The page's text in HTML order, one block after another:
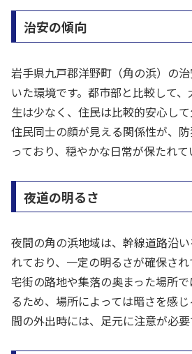
治安の傾向
岩手県九戸郡洋野町（角の浜）の
いた環境です。都市部と比較して
生は少なく、住民は比較的安心し
住民同士の顔が見える関係性が、
っており、穏やかな日常が保たれて
夜道の明るさ
夜間の角の浜地域は、幹線道路沿
れており、一定の明るさが確保さ
宅街の路地や集落の奥まった場所
るため、場所によっては暗さを感
間の外出時には、足元に注意が必要